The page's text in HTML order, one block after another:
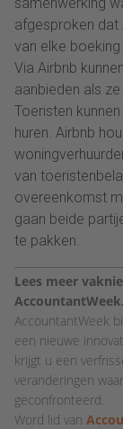
afgesproken dat
van elke
Via Airbnb
aanbieden als
Toeristen
huren. Airbnb
van
overeenkomst
gaan beide
te pakken.
Lees meer
AccountantWeek
een nieuwe
krijgt u een
veranderingen
geconfronteerd.
Word lid van